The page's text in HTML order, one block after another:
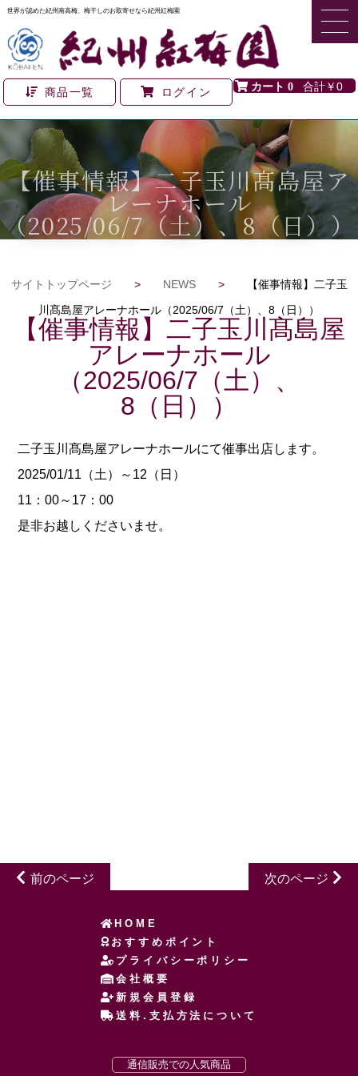
世界が認めた紀州南高梅、梅干しのお取寄せなら紀州紅梅園
商品一覧 ログイン 0 ￥0
【催事情報】二子玉川髙島屋ア
レーナホール
（2025/06/7（土）、8（日））
サイトトップページ > NEWS >
【催事情報】二子玉
川髙島屋アレーナホール（2025/06/7（土）、8（日））
【催事情報】二子玉川髙島屋
アレーナホール
（2025/06/7（土）、
8（日））
二子玉川髙島屋アレーナホールにて催事出店します。
2025/01/11（土）～12（日）
11：00～17：00
是非お越しくださいませ。
前のページ 次のページ
HOME
おすすめポイント
プライバシーポリシー
会社概要
新規会員登録
送料.支払方法について
通信販売での人気商品